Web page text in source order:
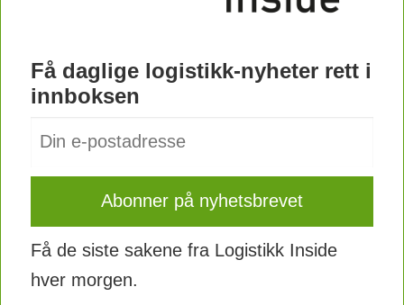
Få daglige logistikk-nyheter rett i
innboksen
Få de siste sakene fra Logistikk Inside
hver morgen.